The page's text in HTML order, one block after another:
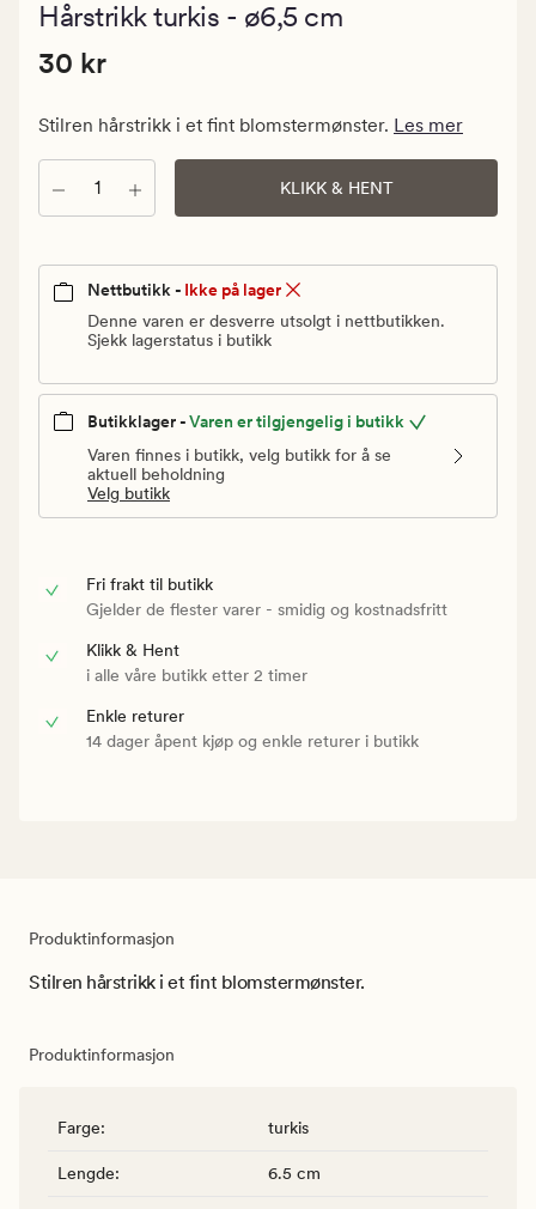
Hårstrikk turkis - ø6,5 cm
Pris
kr.
pris
30
Pris 30 kr
30 kr
Stilren hårstrikk i et fint blomstermønster. Les mer
Antall KLIKK & HENT
Nettbutikk - Ikke på lager
Denne varen er desverre utsolgt i nettbutikken.
Sjekk lagerstatus i butikk
Butikklager -Varen er tilgjengelig i butikk
Varen finnes i butikk, velg butikk for å se
aktuell beholdning
Velg butikk
Fri frakt til butikk
Gjelder de flester varer - smidig og kostnadsfritt
Klikk & Hent
i alle våre butikk etter 2 timer
Enkle returer
14 dager åpent kjøp og enkle returer i butikk
Produktinformasjon
Stilren hårstrikk i et fint blomstermønster.
Produktinformasjon
Farge: turkis
Lengde: 6.5 cm